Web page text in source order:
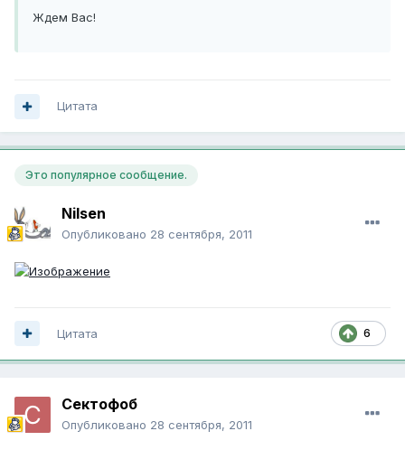
Ждем Вас!
Цитата
Это популярное сообщение.
Nilsen
Опубликовано 28 сентября, 2011
6
Цитата
Сектофоб
Опубликовано 28 сентября, 2011